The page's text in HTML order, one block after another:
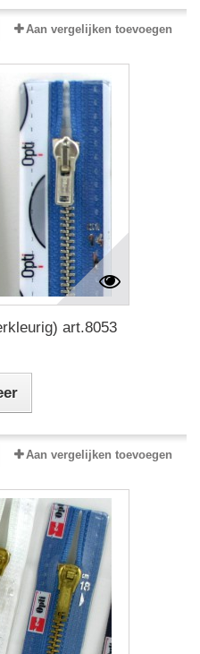
Aan vergelijken toevoegen
art.8053
Aan vergelijken toevoegen